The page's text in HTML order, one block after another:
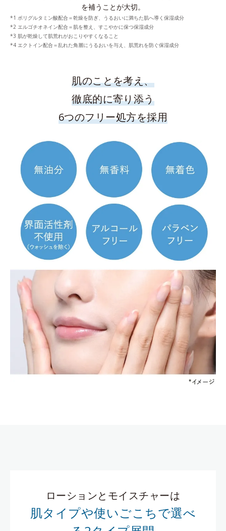
を補うことが大切。
*1 ポリグルタミン酸配合＝乾燥を防ぎ、うるおいに満ちた肌へ導く保湿成分
*2 エルゴチオネイン配合＝肌を整え、すこやかに保つ保湿成分
*3 肌が乾燥して肌荒れがおこりやすくなること
*4 エクトイン配合＝乱れた角層にうるおいを与え、肌荒れを防ぐ保湿成分
肌のことを考え、
徹底的に寄り添う
6つのフリー処方を採用
ローションとモイスチャーは
肌タイプや使いごこちで選べ